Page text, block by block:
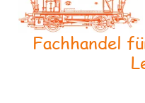
Fachhandel